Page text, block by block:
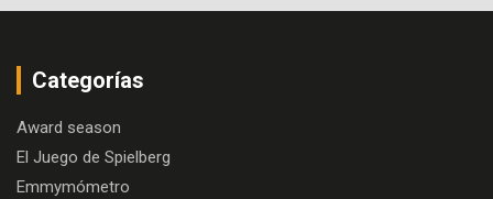
Categorías
Award season
El Juego de Spielberg
Emmymómetro